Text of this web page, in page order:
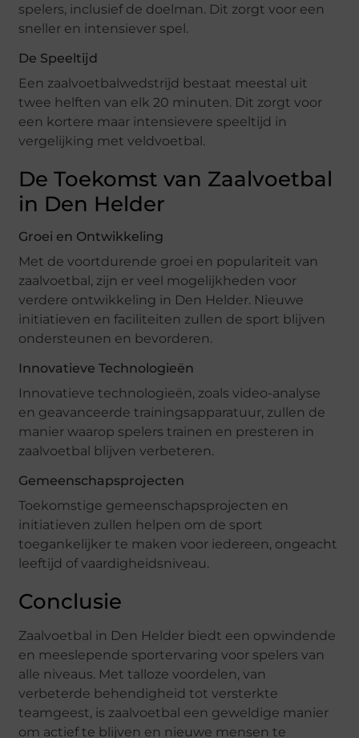
spelers, inclusief de doelman. Dit zorgt voor een
sneller en intensiever spel.
De Speeltijd
Een zaalvoetbalwedstrijd bestaat meestal uit
twee helften van elk 20 minuten. Dit zorgt voor
een kortere maar intensievere speeltijd in
vergelijking met veldvoetbal.
De Toekomst van Zaalvoetbal
in Den Helder
Groei en Ontwikkeling
Met de voortdurende groei en populariteit van
zaalvoetbal, zijn er veel mogelijkheden voor
verdere ontwikkeling in Den Helder. Nieuwe
initiatieven en faciliteiten zullen de sport blijven
ondersteunen en bevorderen.
Innovatieve Technologieën
Innovatieve technologieën, zoals video-analyse
en geavanceerde trainingsapparatuur, zullen de
manier waarop spelers trainen en presteren in
zaalvoetbal blijven verbeteren.
Gemeenschapsprojecten
Toekomstige gemeenschapsprojecten en
initiatieven zullen helpen om de sport
toegankelijker te maken voor iedereen, ongeacht
leeftijd of vaardigheidsniveau.
Conclusie
Zaalvoetbal in Den Helder biedt een opwindende
en meeslepende sportervaring voor spelers van
alle niveaus. Met talloze voordelen, van
verbeterde behendigheid tot versterkte
teamgeest, is zaalvoetbal een geweldige manier
om actief te blijven en nieuwe mensen te